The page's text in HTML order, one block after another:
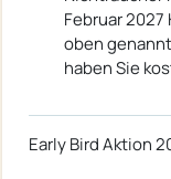
Februar
oben
haben Sie
Early Bird Aktion